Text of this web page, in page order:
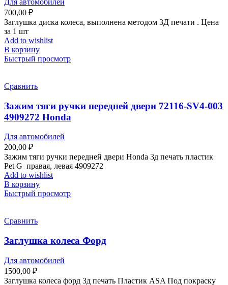
700,00 ₽
Заглушка диска колеса, выполнена методом 3Д печати . Цена
за 1 шт
Add to wishlist
В корзину
Быстрый просмотр
Сравнить
Зажим тяги ручки передней двери 72116-SV4-003
4909272 Honda
Для автомобилей
200,00 ₽
Зажим тяги ручки передней двери Honda 3д печать пластик
Pet G правая, левая 4909272
Add to wishlist
В корзину
Быстрый просмотр
Сравнить
Заглушка колеса Форд
Для автомобилей
1500,00 ₽
Заглушка колеса форд 3д печать Пластик ASA Под покраску